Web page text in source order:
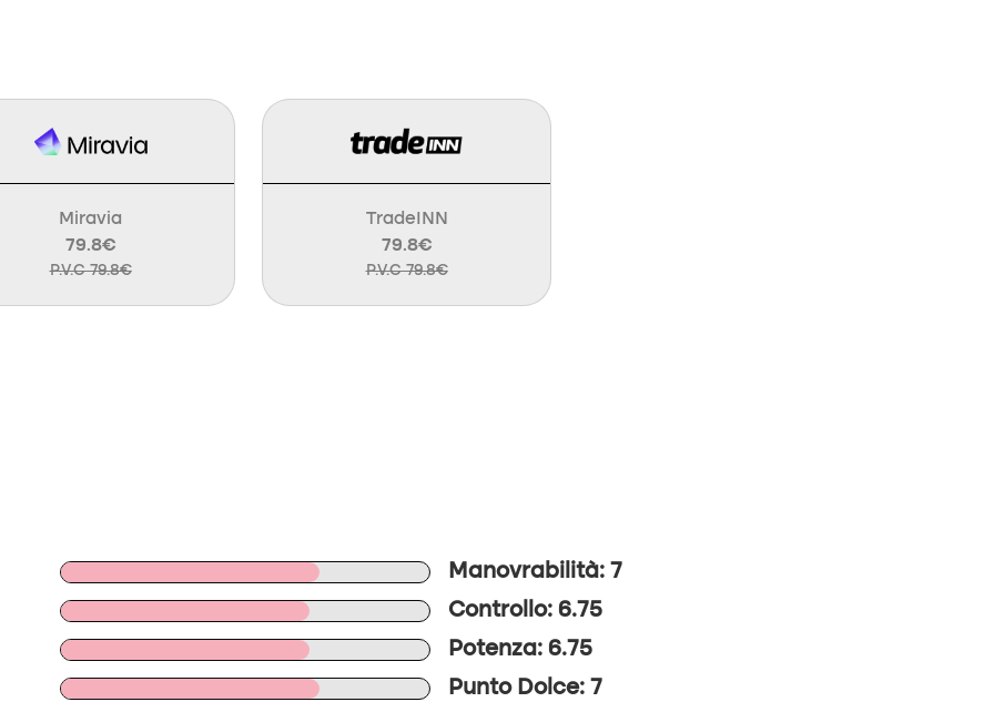
Miravia
79.8€
P.V.C 79.8€
TradeINN
79.8€
P.V.C 79.8€
Manovrabilità: 7
Controllo: 6.75
Potenza: 6.75
Punto Dolce: 7